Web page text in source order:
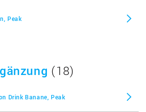
Peak
(18)
Drink Banane, Peak